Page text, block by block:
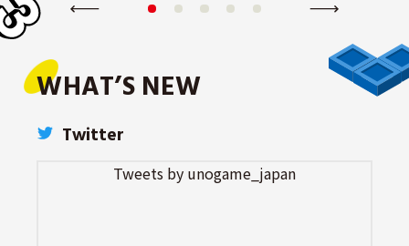
WHAT’SNEW
Twitter
Tweets by unogame_japan